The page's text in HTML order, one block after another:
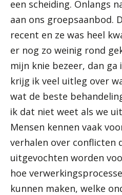
een scheiding. Onlangs
aan ons groepsaanbod.
recent en ze was heel
er nog zo weinig rond
mijn knie bezeer, dan
krijg ik veel uitleg over
wat de beste
ik dat niet weet als we
Mensen kennen vaak
verhalen over conflicten
uitgevochten worden
hoe
kunnen maken, welke